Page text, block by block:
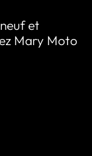
et
Mary Moto